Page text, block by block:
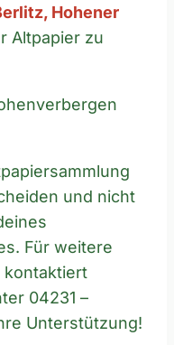
Hohener
Altpapier zu
und nicht
Für weitere
kontaktiert
04231 –
Unterstützung!